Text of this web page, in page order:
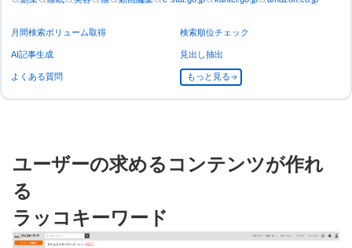
月間検索ボリューム取得 検索順位チェック
AI記事生成 見出し抽出
よくある質問 もっと見る
ユーザーの求めるコンテンツが作れ
る
ラッコキーワード